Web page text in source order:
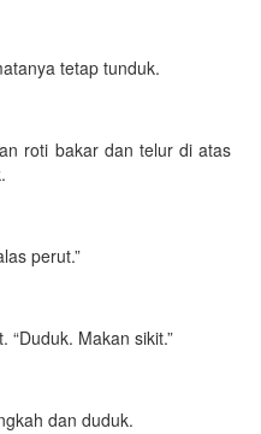
tetap tunduk.
roti bakar dan telur di atas
perut.”
“Duduk. Makan sikit.”
dan duduk.